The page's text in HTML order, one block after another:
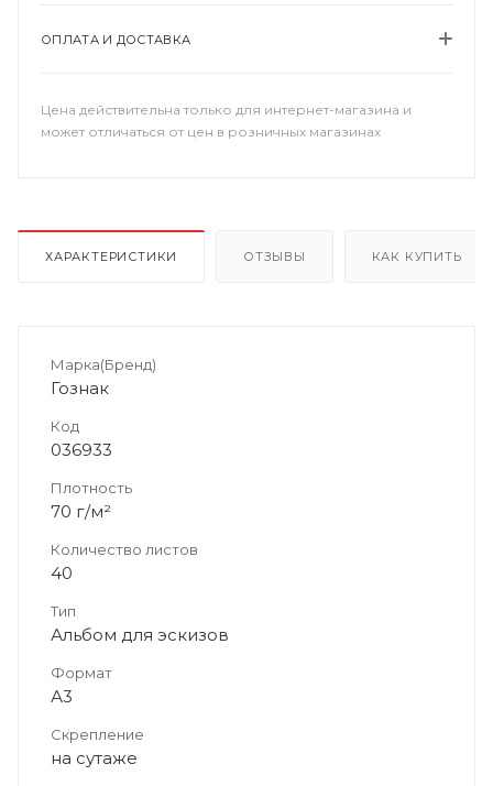
ОПЛАТА И ДОСТАВКА
Цена действительна только для интернет-магазина и
может отличаться от цен в розничных магазинах
ХАРАКТЕРИСТИКИ ОТЗЫВЫ КАК КУПИТЬ
Марка(Бренд)
Гознак
Код
036933
Плотность
70 г/м²
Количество листов
40
Тип
Альбом для эскизов
Формат
А3
Скрепление
на сутаже